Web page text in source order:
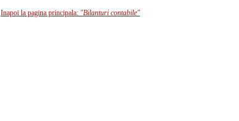
Inapoi la pagina principala: "Bilanturi contabile"